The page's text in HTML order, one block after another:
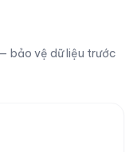
bảo vệ dữ liệu trước